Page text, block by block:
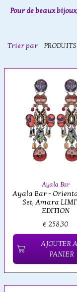
Pour de beaux
Trier par
Ayala Bar
Ayala Bar -
Set, Amara
EDITION
€ 258,30
AJOUTER
PANIER